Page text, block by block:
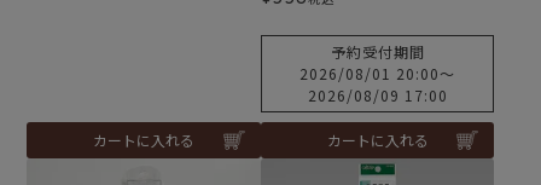
カートに入れる
予約受付期間
2026/08/01 20:00〜
2026/08/09 17:00
カートに入れる